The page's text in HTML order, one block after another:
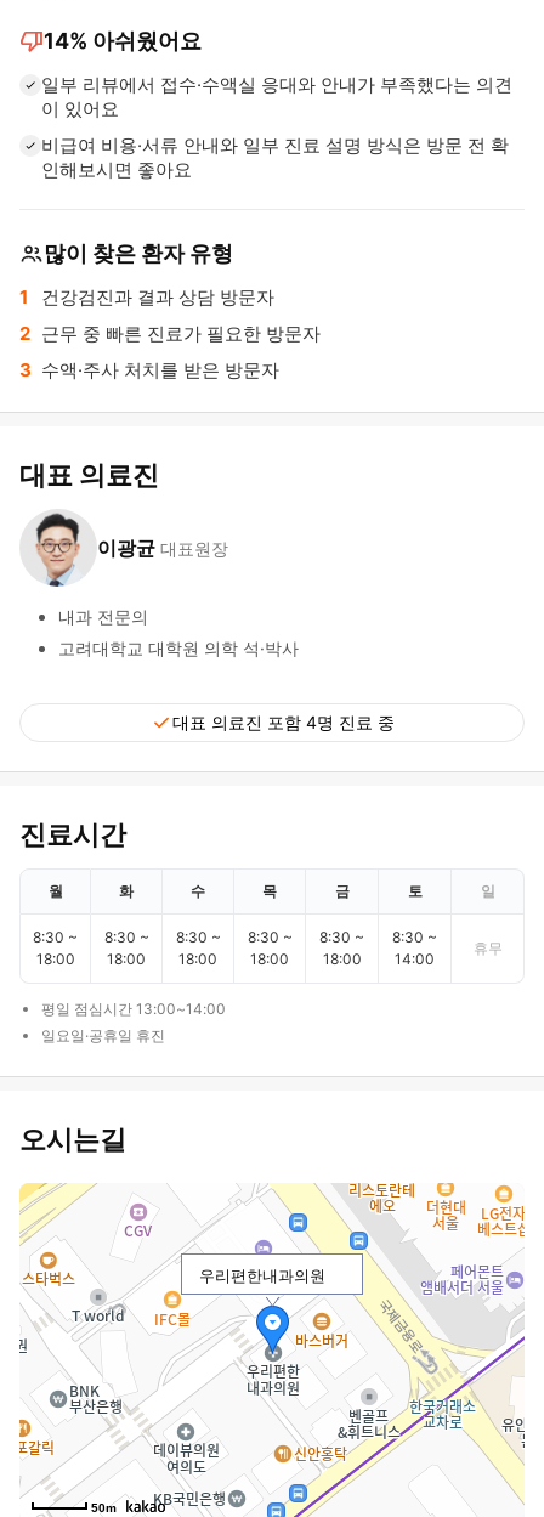
thumb_down14% 아쉬웠어요
일부 리뷰에서 접수·수액실 응대와 안내가 부족했다는 의견
이 있어요
비급여 비용·서류 안내와 일부 진료 설명 방식은 방문 전 확
인해보시면 좋아요
많이 찾은 환자 유형
건강검진과 결과 상담 방문자
근무 중 빠른 진료가 필요한 방문자
수액·주사 처치를 받은 방문자
대표 의료진
이광균 대표원장
내과 전문의
고려대학교 대학원 의학 석·박사
check대표 의료진 포함 4명 진료 중
진료시간
월 화 수 목 금 토 일
8:30 ~
18:00
8:30 ~
18:00
8:30 ~
18:00
8:30 ~
18:00
8:30 ~
18:00
8:30 ~
14:00
휴무
평일 점심시간 13:00~14:00
일요일·공휴일 휴진
오시는길
우리편한내과의원
50m